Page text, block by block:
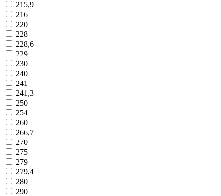
215,9
216
220
228
228,6
229
230
240
241
241,3
250
254
260
266,7
270
275
279
279,4
280
290